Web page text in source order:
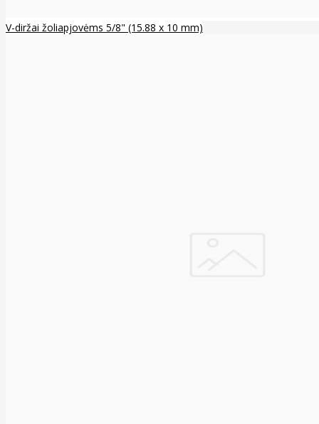
V-diržai žoliapjovėms 5/8" (15.88 x 10 mm)